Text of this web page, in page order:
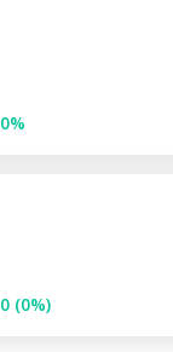
0%
0 (0%)